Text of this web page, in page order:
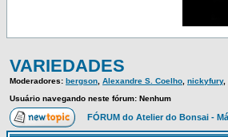
VARIEDADES
Moderadores: bergson Alexandre S. Coelho nickyfury,
Usuário navegando neste fórum: Nenhum
FÓRUM do Atelier do Bonsai -